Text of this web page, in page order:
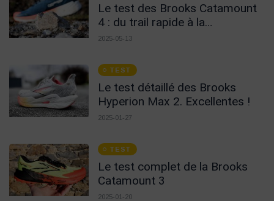
Le test des Brooks Catamount
4 : du trail rapide à la
polyvalence assumée
2025-05-13
TEST
Le test détaillé des Brooks
Hyperion Max 2. Excellentes !
2025-01-27
TEST
Le test complet de la Brooks
Catamount 3
2025-01-20